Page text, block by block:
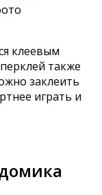
клеевым
также
заклеить
играть и